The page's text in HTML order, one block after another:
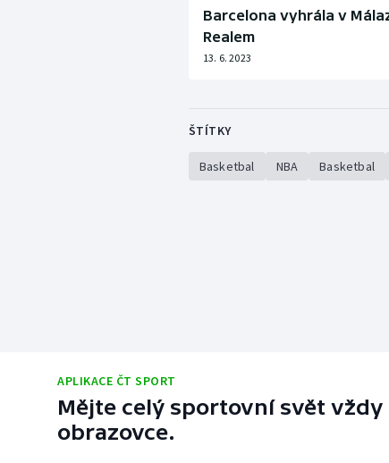
Barcelona vyhrála v
Realem
13. 6. 2023
ŠTÍTKY
Basketbal NBA Basketbal
APLIKACE ČT SPORT
Mějte celý sportovní svět vždy
obrazovce.